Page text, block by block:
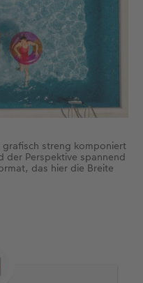
streng komponiert
der Perspektive spannend
das hier die Breite